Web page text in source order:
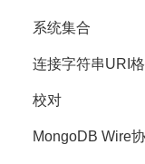
系统集合
连接字符串URI
校对
MongoDB Wire